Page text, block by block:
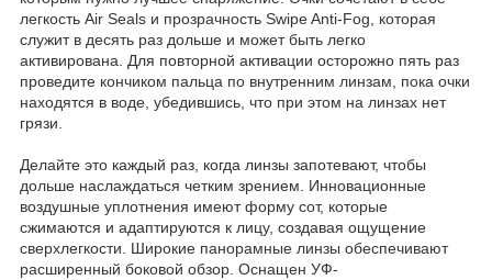
легкость Air Seals и прозрачность Swipe Anti-Fog, которая
служит в десять раз дольше и может быть легко
активирована. Для повторной активации осторожно пять раз
проведите кончиком пальца по внутренним линзам, пока очки
находятся в воде, убедившись, что при этом на линзах нет
грязи.
Делайте это каждый раз, когда линзы запотевают, чтобы
дольше наслаждаться четким зрением. Инновационные
воздушные уплотнения имеют форму сот, которые
сжимаются и адаптируются к лицу, создавая ощущение
сверхлегкости. Широкие панорамные линзы обеспечивают
расширенный боковой обзор. Оснащен УФ-